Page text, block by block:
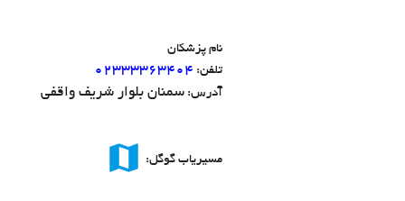
نام پزشکان
تلفن: ۰۲۳۳۳۳۶۳۴۰۴
آدرس: سمنان بلوار شریف واقفی
مسیریاب گوگل: map